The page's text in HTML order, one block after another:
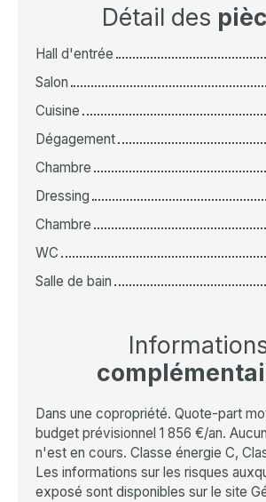
Détail des
Hall d'entrée
Salon
Cuisine
Dégagement
Chambre
Dressing
Chambre
WC
Salle de bain
Dans une copropriété. Quote-part
budget prévisionnel 1 856 €/an.
n'est en cours. Classe énergie C,
Les informations sur les risques
exposé sont disponibles sur le site